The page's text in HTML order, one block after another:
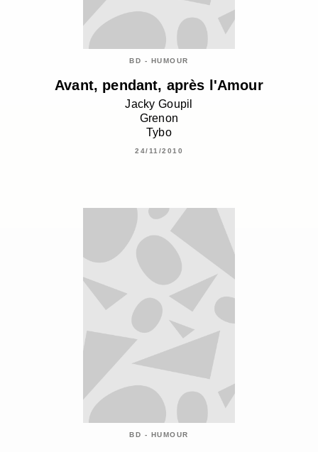
BD - HUMOUR
Avant, pendant, après l'Amour
Jacky Goupil
Grenon
Tybo
24/11/2010
BD - HUMOUR